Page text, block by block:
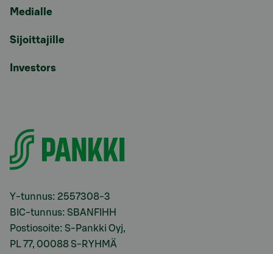
Medialle
Sijoittajille
Investors
Y-tunnus: 2557308-3
BIC-tunnus: SBANFIHH
Postiosoite: S-Pankki Oyj,
PL 77, 00088 S-RYHMÄ